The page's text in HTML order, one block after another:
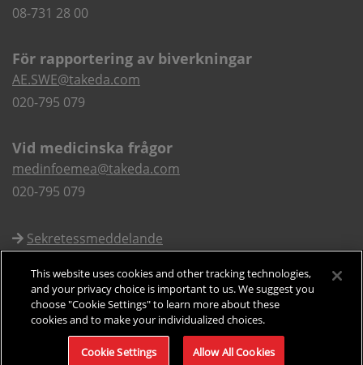
08-731 28 00
För rapportering av biverkningar
AE.SWE@takeda.com
020-795 079
Vid medicinska frågor
medinfoemea@takeda.com
020-795 079
Sekretessmeddelande
Cookies
© 2024 Takeda Sverige C-ANPROM/SE/ADH/0114 Date of preparation:
May 2024
This website uses cookies and other tracking technologies,
and your privacy choice is important to us. We suggest you
choose "Cookie Settings" to learn more about these
cookies and to make your individualized choices.
Cookie Settings Allow All Cookies